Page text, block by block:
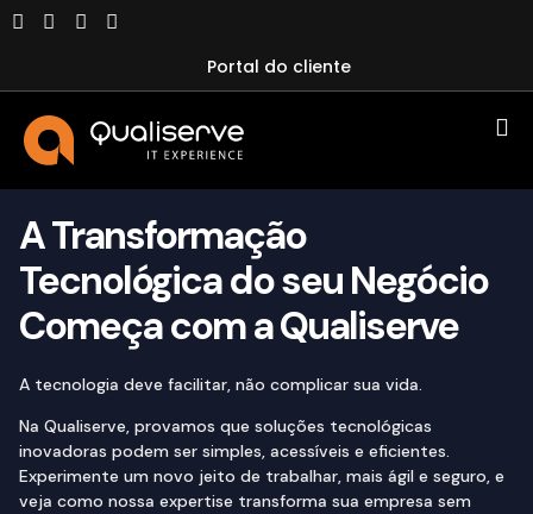
Portal do cliente
A Transformação
Tecnológica do seu Negócio
Começa com a Qualiserve
A tecnologia deve facilitar, não complicar sua vida.
Na Qualiserve, provamos que soluções tecnológicas
inovadoras podem ser simples, acessíveis e eficientes.
Experimente um novo jeito de trabalhar, mais ágil e seguro, e
veja como nossa expertise transforma sua empresa sem